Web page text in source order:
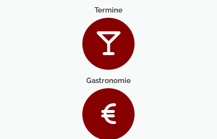
Termine
Gastronomie